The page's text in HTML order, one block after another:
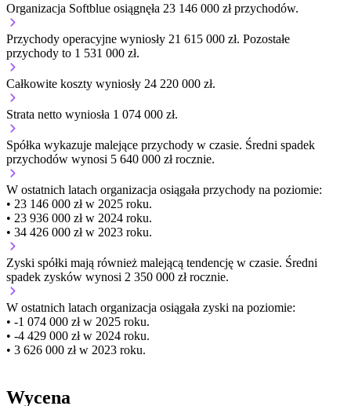
Organizacja Softblue osiągnęła 23 146 000 zł przychodów.
Przychody operacyjne wyniosły 21 615 000 zł. Pozostałe
przychody to 1 531 000 zł.
Całkowite koszty wyniosły 24 220 000 zł.
Strata netto wyniosła 1 074 000 zł.
Spółka wykazuje malejące przychody w czasie. Średni spadek
przychodów wynosi 5 640 000 zł rocznie.
W ostatnich latach organizacja osiągała przychody na poziomie:
• 23 146 000 zł w 2025 roku.
• 23 936 000 zł w 2024 roku.
• 34 426 000 zł w 2023 roku.
Zyski spółki mają również malejącą tendencję w czasie. Średni
spadek zysków wynosi 2 350 000 zł rocznie.
W ostatnich latach organizacja osiągała zyski na poziomie:
• -1 074 000 zł w 2025 roku.
• -4 429 000 zł w 2024 roku.
• 3 626 000 zł w 2023 roku.
Wycena